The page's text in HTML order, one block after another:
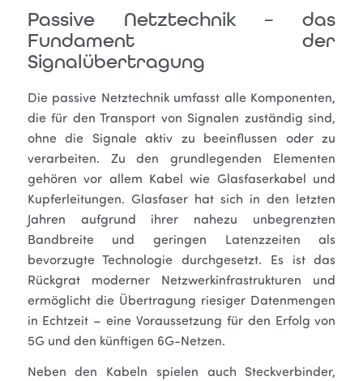
Passive Netztechnik – das
Fundament der
Signalübertragung
Die passive Netztechnik umfasst alle Komponenten,
die für den Transport von Signalen zuständig sind,
ohne die Signale aktiv zu beeinflussen oder zu
verarbeiten. Zu den grundlegenden Elementen
gehören vor allem Kabel wie Glasfaserkabel und
Kupferleitungen. Glasfaser hat sich in den letzten
Jahren aufgrund ihrer nahezu unbegrenzten
Bandbreite und geringen Latenzzeiten als
bevorzugte Technologie durchgesetzt. Es ist das
Rückgrat moderner Netzwerkinfrastrukturen und
ermöglicht die Übertragung riesiger Datenmengen
in Echtzeit – eine Voraussetzung für den Erfolg von
5G und den künftigen 6G-Netzen.
Neben den Kabeln spielen auch Steckverbinder,